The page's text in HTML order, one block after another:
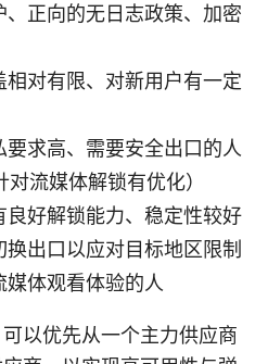
正向的无日志政策、加密
对有限、对新用户有一定
求高、需要安全出口的人
流媒体解锁有优化）
良好解锁能力、稳定性较好
出口以应对目标地区限制
体观看体验的人
以优先从一个主力供应商